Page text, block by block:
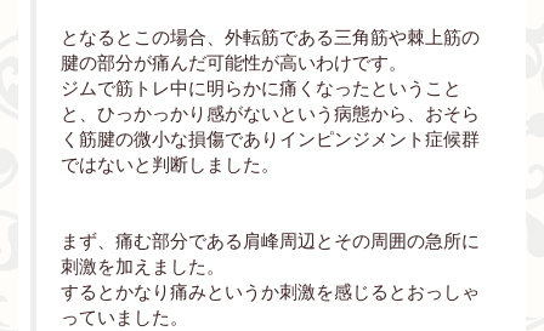
となるとこの場合、外転筋である三角筋や棘上筋の
腱の部分が痛んだ可能性が高いわけです。
ジムで筋トレ中に明らかに痛くなったということ
と、ひっかっかり感がないという病態から、おそら
く筋腱の微小な損傷でありインピンジメント症候群
ではないと判断しました。
まず、痛む部分である肩峰周辺とその周囲の急所に
刺激を加えました。
するとかなり痛みというか刺激を感じるとおっしゃ
っていました。